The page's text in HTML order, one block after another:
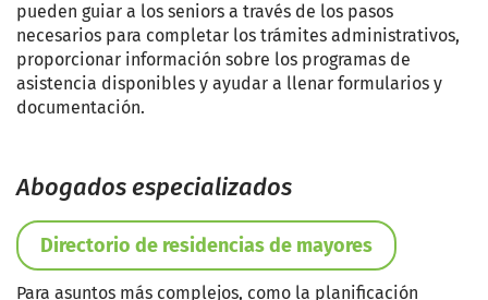
pueden guiar a los seniors a través de los pasos
necesarios para completar los trámites administrativos,
proporcionar información sobre los programas de
asistencia disponibles y ayudar a llenar formularios y
documentación.
Abogados especializados
Directorio de residencias de mayores
Para asuntos más complejos, como la planificación